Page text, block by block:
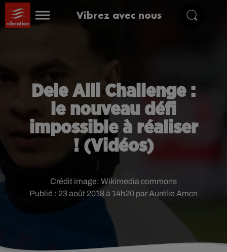
Vibrez avec nous
Dele Alli Challenge :
le nouveau défi
impossible à réaliser
! (Vidéos)
Publié : 23 août 2018 à 14h20 par Aurélie Amcn
Crédit image: Wikimedia commons